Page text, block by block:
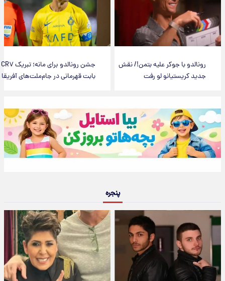
رونالدو با جوکر علیه بتمن!/ نقش
جدید کریستیانو لو رفت
جشن رونالدو برای مانه؛ تبریک CR۷
بابت قهرمانی در جام‌ملت‌های آفریقا
پنجره